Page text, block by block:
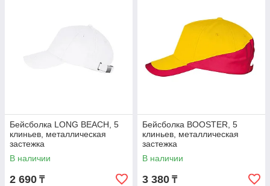
Бейсболка LONG BEACH, 5
клиньев, металлическая
застежка
В наличии
2 690 ₸
Бейсболка BOOSTER, 5
клиньев, металлическая
застежка
В наличии
3 380 ₸